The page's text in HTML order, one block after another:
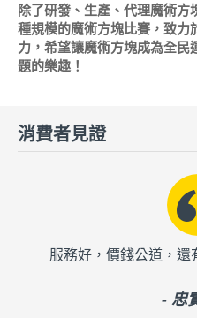
除了研發、生產、代理魔術
種規模的魔術方塊比賽，致力
力，希望讓魔術方塊成為全
題的樂趣！
消費者見證
服務好，價錢公道，還
- 忠